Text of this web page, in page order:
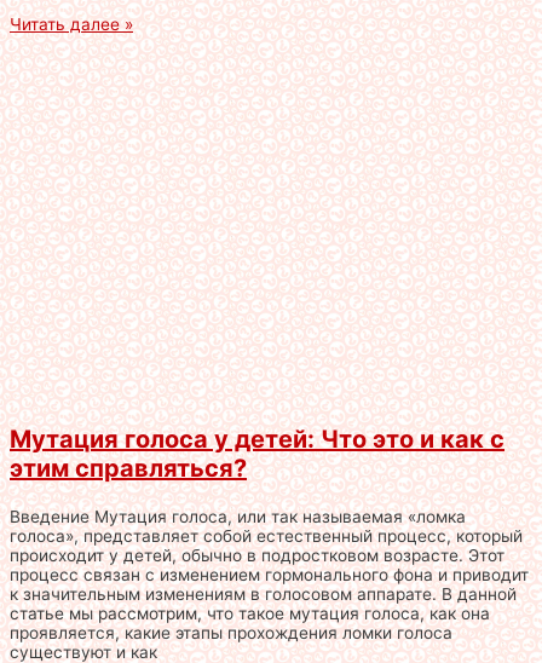
Читать далее »
Мутация голоса у детей: Что это и как с
этим справляться?
Введение Мутация голоса, или так называемая «ломка
голоса», представляет собой естественный процесс, который
происходит у детей, обычно в подростковом возрасте. Этот
процесс связан с изменением гормонального фона и приводит
к значительным изменениям в голосовом аппарате. В данной
статье мы рассмотрим, что такое мутация голоса, как она
проявляется, какие этапы прохождения ломки голоса
существуют и как